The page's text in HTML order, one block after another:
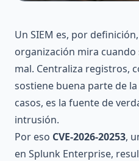
Un SIEM es, por
organización mira cuando
mal. Centraliza registros,
sostiene buena parte de
casos, es la fuente de
intrusión.
Por eso CVE-2026-20253,
en Splunk Enterprise,